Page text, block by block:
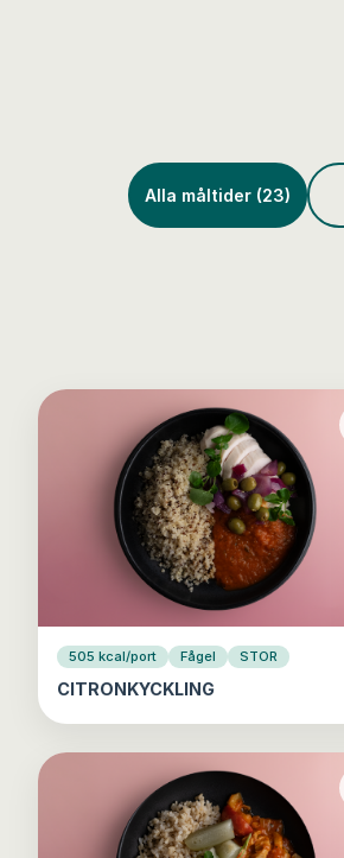
Alla måltider (23)
505 kcal/port Fågel STOR
CITRONKYCKLING